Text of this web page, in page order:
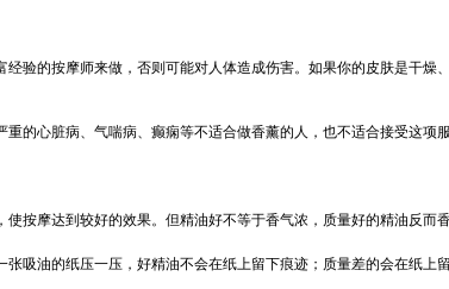
的按摩师来做，否则可能对人体造成伤害。如果你的皮肤是干燥
心脏病、气喘病、癫痫等不适合做香薰的人，也不适合接受这项服
摩达到较好的效果。但精油好不等于香气浓，质量好的精油反而
油的纸压一压，好精油不会在纸上留下痕迹；质量差的会在纸上